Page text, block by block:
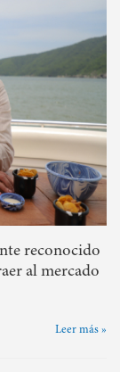
reconocido
al mercado
Leer más »